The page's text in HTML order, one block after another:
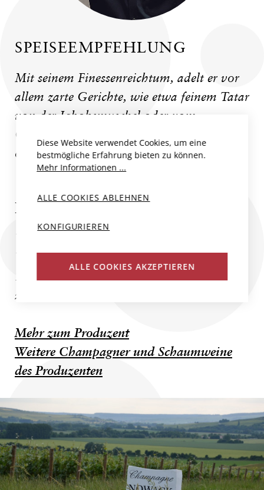
SPEISEEMPFEHLUNG
Mit seinem Finessenreichtum, adelt er vor
allem zarte Gerichte, wie etwa feinem Tatar
von der Jakobsmuschel oder vom
Carabinero, Dorade mit Beurre Blanc,
oder "Poulet de Bresse aux Morilles".
FLAVIEN NOWACK
Was 1795 mit Jean-Baptiste Nowack in
Vandières seinen Anfang nahm, wurde ab
1915 durch Ferdinand und Sohn Fernand
zum Weingut Champagne...
Mehr zum Produzent
Weitere Champagner und Schaumweine
des Produzenten
Diese Website verwendet Cookies, um eine
bestmögliche Erfahrung bieten zu können.
Mehr Informationen ...
ALLE COOKIES ABLEHNEN
KONFIGURIEREN
ALLE COOKIES AKZEPTIEREN